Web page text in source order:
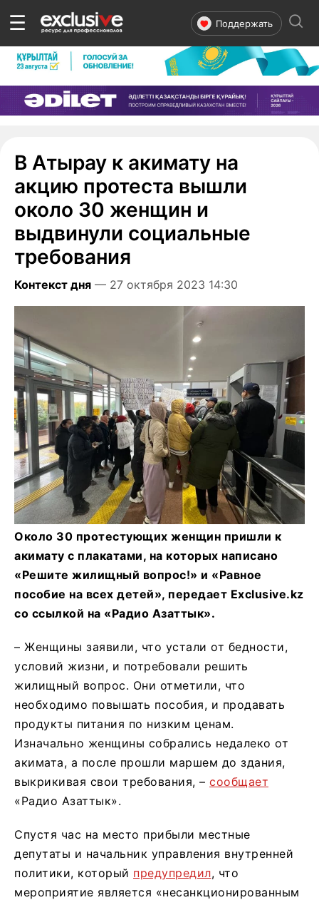
☰ Поддержать
В Атырау к акимату на
акцию протеста вышли
около 30 женщин и
выдвинули социальные
требования
Контекст дня — 27 октября 2023 14:30
Около 30 протестующих женщин пришли к
акимату с плакатами, на которых написано
«Решите жилищный вопрос!» и «Равное
пособие на всех детей», передает Exclusive.kz
со ссылкой на «Радио Азаттык».
– Женщины заявили, что устали от бедности,
условий жизни, и потребовали решить
жилищный вопрос. Они отметили, что
необходимо повышать пособия, и продавать
продукты питания по низким ценам.
Изначально женщины собрались недалеко от
акимата, а после прошли маршем до здания,
выкрикивая свои требования, – сообщает
«Радио Азаттык».
Спустя час на место прибыли местные
депутаты и начальник управления внутренней
политики, который предупредил, что
мероприятие является «несанкционированным